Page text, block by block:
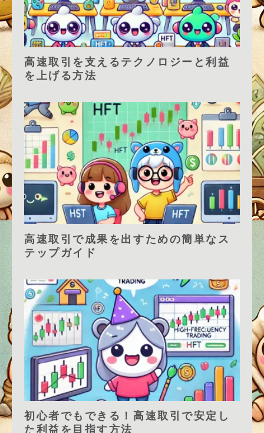
高速取引を支えるテクノロジーと利益
を上げる方法
高速取引で成果を出すための簡単なス
テップガイド
初心者でもできる！高速取引で安定し
た利益を目指す方法